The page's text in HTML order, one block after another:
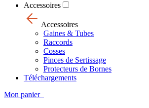
Accessoires
Accessoires
Gaines & Tubes
Raccords
Cosses
Pinces de Sertissage
Protecteurs de Bornes
Téléchargements
Mon panier